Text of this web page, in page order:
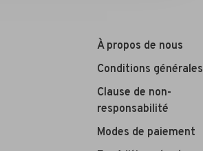
À propos de nous
Conditions générales
Clause de non-
responsabilité
Modes de paiement